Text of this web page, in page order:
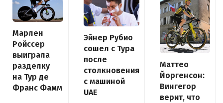
Марлен
Ройссер
выиграла
разделку
на Тур де
Франс Фамм
Эйнер Рубио
сошел с Тура
после
столкновения
с машиной
UAE
Маттео
Йоргенсон:
Вингегор
верит, что